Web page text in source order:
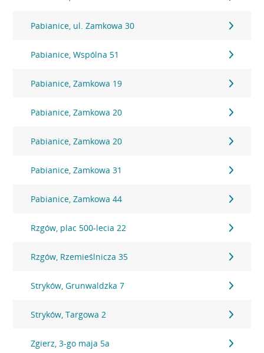
Pabianice, ul. Zamkowa 30
Pabianice, Wspólna 51
Pabianice, Zamkowa 19
Pabianice, Zamkowa 20
Pabianice, Zamkowa 20
Pabianice, Zamkowa 31
Pabianice, Zamkowa 44
Rzgów, plac 500-lecia 22
Rzgów, Rzemieślnicza 35
Stryków, Grunwaldzka 7
Stryków, Targowa 2
Zgierz, 3-go maja 5a